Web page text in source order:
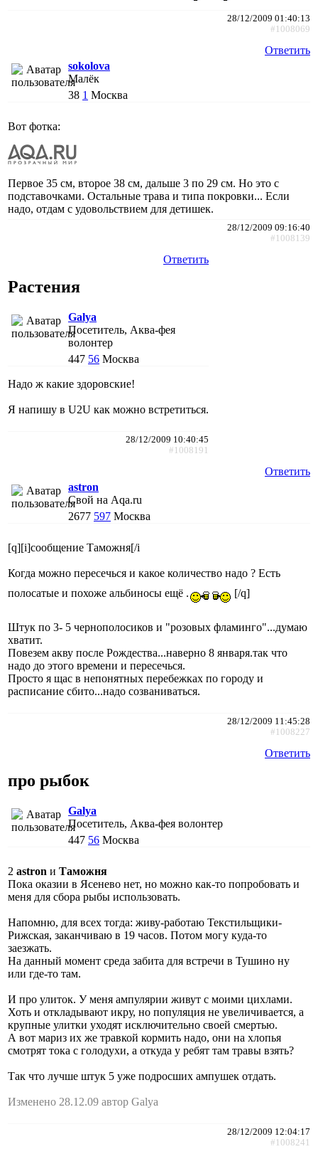
28/12/2009 01:40:13
#1008069
Ответить
sokolova
Малёк
38 1 Москва
Вот фотка:
Первое 35 см, второе 38 см, дальше 3 по 29 см. Но это с
подставочками. Остальные трава и типа покровки... Если
надо, отдам с удовольствием для детишек.
28/12/2009 09:16:40
#1008139
Ответить
Растения
Galya
Посетитель, Аква-фея
волонтер
447 56 Москва
Надо ж какие здоровские!
Я напишу в U2U как можно встретиться.
28/12/2009 10:40:45
#1008191
Ответить
astron
Свой на Aqa.ru
2677 597 Москва
[q][i]сообщение Таможня[/i
Когда можно пересечься и какое количество надо ? Есть
полосатые и похоже альбиносы ещё .
[/q]
Штук по 3- 5 чернополосиков и "розовых фламинго"...думаю
хватит.
Повезем акву после Рождества...наверно 8 января.так что
надо до этого времени и пересечься.
Просто я щас в непонятных перебежках по городу и
расписание сбито...надо созваниваться.
28/12/2009 11:45:28
#1008227
Ответить
про рыбок
Galya
Посетитель, Аква-фея волонтер
447 56 Москва
2 astron и Таможня
Пока оказии в Ясенево нет, но можно как-то попробовать и
меня для сбора рыбы использовать.
Напомню, для всех тогда: живу-работаю Текстильщики-
Рижская, заканчиваю в 19 часов. Потом могу куда-то
заезжать.
На данный момент среда забита для встречи в Тушино ну
или где-то там.
И про улиток. У меня ампулярии живут с моими цихлами.
Хоть и откладывают икру, но популяция не увеличивается, а
крупные улитки уходят исключительно своей смертью.
А вот мариз их же травкой кормить надо, они на хлопья
смотрят тока с голодухи, а откуда у ребят там травы взять?
Так что лучше штук 5 уже подросших ампушек отдать.
Изменено 28.12.09 автор Galya
28/12/2009 12:04:17
#1008241